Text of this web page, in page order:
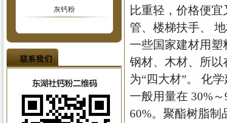
灰钙粉
比重轻，价格便
管、楼梯扶手、
一些国家建材用塑
钢材、木材、所
为“四大材”。 化
一般用量在 30%
60%。聚酯树脂